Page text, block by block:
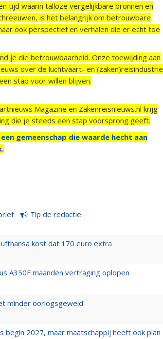
tijd waarin talloze vergelijkbare bronnen en
is het belangrijk om betrouwbare
ook perspectief en verhalen die er echt toe
je die betrouwbaarheid. Onze toewijding aan
over de luchtvaart- en (zaken)reisindustrie
stap voor willen blijven.
Magazine en Zakenreisnieuws.nl krijg
die je steeds een stap voorsprong geeft.
gemeenschap die waarde hecht aan
Tip de redactie
kost dat 170 euro extra
A350F maanden vertraging oplopen
minder oorlogsgeweld
begin 2027, maar maatschappij heeft ook plan